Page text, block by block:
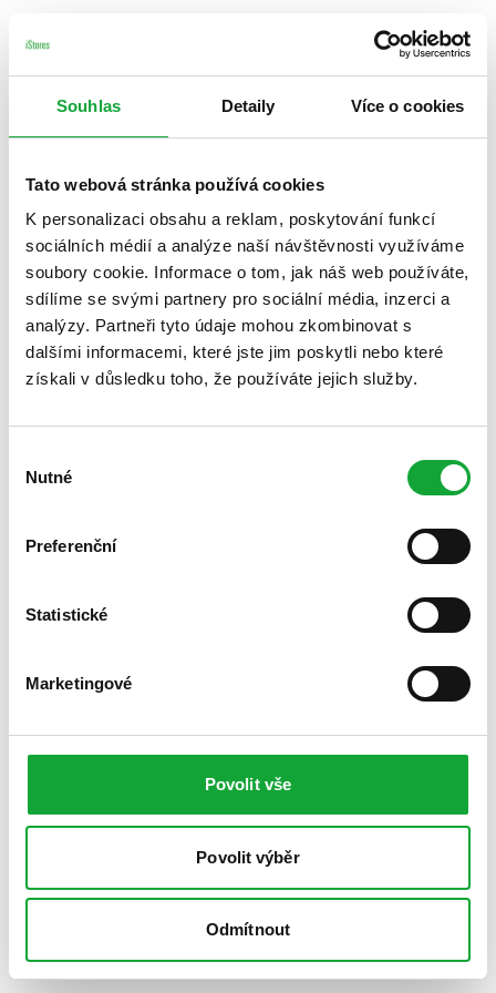
Souhlas Detaily Více o cookies
Tato webová stránka používá cookies
K personalizaci obsahu a reklam, poskytování funkcí
sociálních médií a analýze naší návštěvnosti využíváme
soubory cookie. Informace o tom, jak náš web používáte,
sdílíme se svými partnery pro sociální média, inzerci a
analýzy. Partneři tyto údaje mohou zkombinovat s
dalšími informacemi, které jste jim poskytli nebo které
získali v důsledku toho, že používáte jejich služby.
souhlasu
Nutné
Preferenční
Statistické
Marketingové
Povolit vše
Povolit výběr
Odmítnout